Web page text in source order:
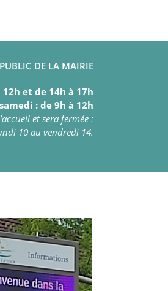
DE LA MAIRIE
et de 14h à 17h
: de 9h à 12h
et sera fermée :
10 au vendredi 14.